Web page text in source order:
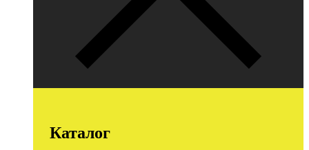
Каталог